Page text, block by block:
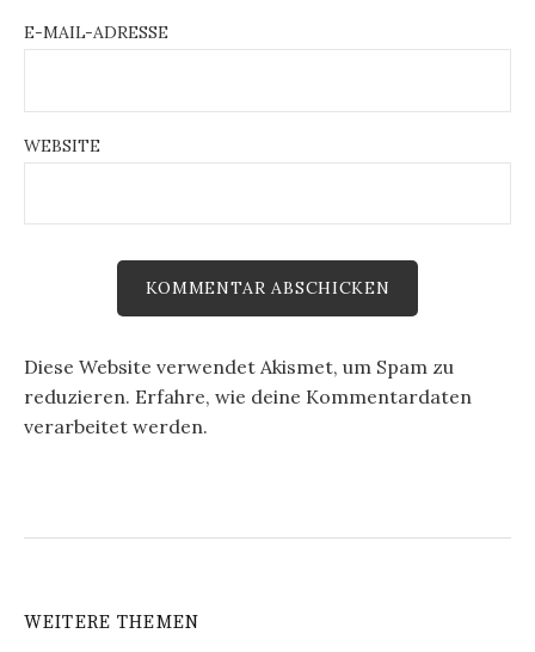
E-MAIL-ADRESSE
WEBSITE
Diese Website verwendet Akismet, um Spam zu
reduzieren. Erfahre, wie deine Kommentardaten
verarbeitet werden.
WEITERE THEMEN